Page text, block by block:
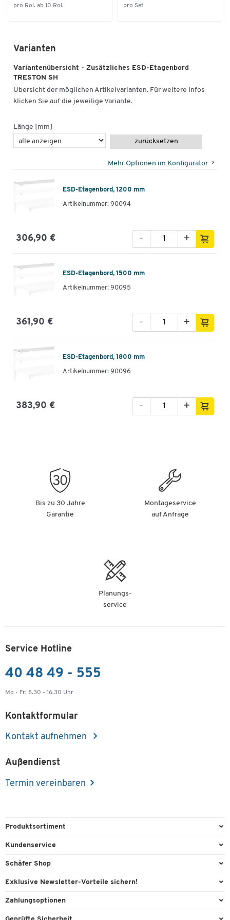
pro Rol. ab 10 Rol. pro Set
Varianten
Variantenübersicht - Zusätzliches ESD-Etagenbord
TRESTON SH
Übersicht der möglichen Artikelvarianten. Für weitere Infos
klicken Sie auf die jeweilige Variante.
Länge [mm]
zurücksetzen
Mehr Optionen im Konfigurator
ESD-Etagenbord, 1200 mm
Artikelnummer: 90094
306,90 € +
-
ESD-Etagenbord, 1500 mm
Artikelnummer: 90095
361,90 € +
-
ESD-Etagenbord, 1800 mm
Artikelnummer: 90096
383,90 € +
-
Bis zu 30 Jahre
Garantie
Montageservice
auf Anfrage
Planungs-
service
Service Hotline
40 48 49 - 555
Mo - Fr: 8.30 - 16.30 Uhr
Kontaktformular
Kontakt aufnehmen
Außendienst
Termin vereinbaren
Produktsortiment
Büroausstattung
Reinigung & Hygiene
Kundenservice
Direktbestellung
Lieferinformationen
Schäfer Shop
AGB
Exklusive Newsletter-Vorteile sichern!
Willkommensgeschenk
Zahlungsoptionen
Paypal